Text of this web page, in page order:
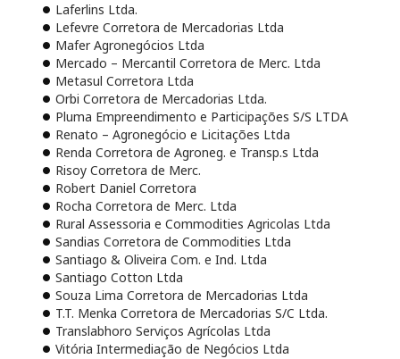
Laferlins Ltda.
Lefevre Corretora de Mercadorias Ltda
Mafer Agronegócios Ltda
Mercado – Mercantil Corretora de Merc. Ltda
Metasul Corretora Ltda
Orbi Corretora de Mercadorias Ltda.
Pluma Empreendimento e Participações S/S LTDA
Renato – Agronegócio e Licitações Ltda
Renda Corretora de Agroneg. e Transp.s Ltda
Risoy Corretora de Merc.
Robert Daniel Corretora
Rocha Corretora de Merc. Ltda
Rural Assessoria e Commodities Agricolas Ltda
Sandias Corretora de Commodities Ltda
Santiago & Oliveira Com. e Ind. Ltda
Santiago Cotton Ltda
Souza Lima Corretora de Mercadorias Ltda
T.T. Menka Corretora de Mercadorias S/C Ltda.
Translabhoro Serviços Agrícolas Ltda
Vitória Intermediação de Negócios Ltda